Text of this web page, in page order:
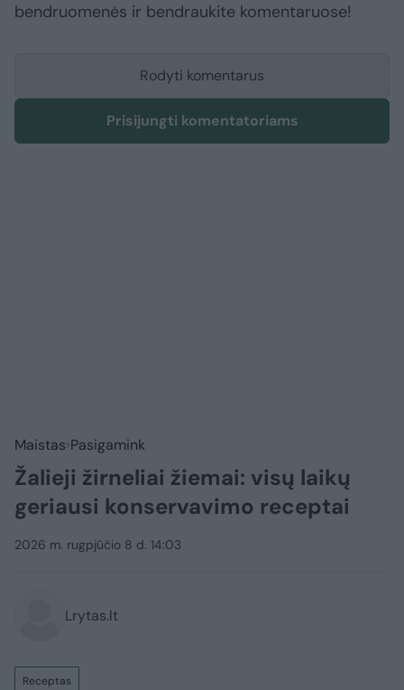
bendruomenės ir bendraukite komentaruose!
Rodyti komentarus
Prisijungti komentatoriams
Maistas Pasigamink
Žalieji žirneliai žiemai: visų laikų
geriausi konservavimo receptai
2026 m. rugpjūčio 8 d. 14:03
Lrytas.lt
Receptas